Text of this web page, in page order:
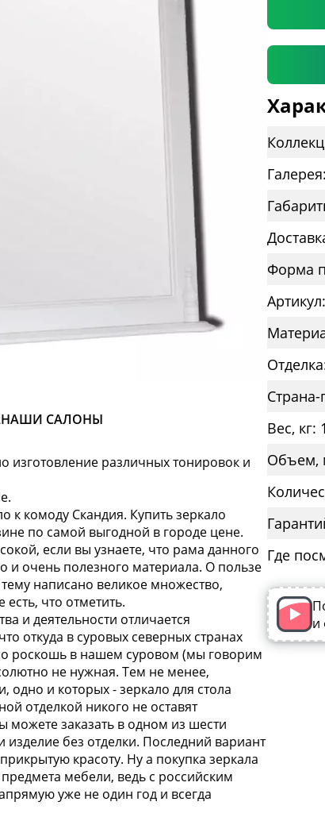
НАШИ САЛОНЫ
изготовление различных тонировок и
к комоду Скандия. Купить зеркало
по самой выгодной в городе цене.
если вы узнаете, что рама данного
и очень полезного материала. О пользе
написано великое множество,
что отметить.
и деятельности отличается
откуда в суровых северных странах
роскошь в нашем суровом (мы говорим
не нужная. Тем не менее,
одно и которых - зеркало для стола
отделкой никого не оставят
заказать в одном из шести
изделие без отделки. Последний вариант
красоту. Ну а покупка зеркала
мебели, ведь с российским
уже не один год и всегда
Форма
Вес, кг:
Объем,
Где
и